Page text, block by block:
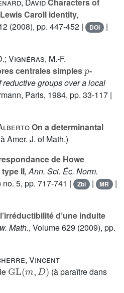
DavidCharacters of
Caroll identity,
(2008), pp. 447-452 | DOI |
Vignéras, M.-F.
centrales simples -
groups over a local
Paris, 1984, pp. 33-117 |
On a determinantal
Amer. J. of Math.)
de Howe
II, Ann. Sci. Éc. Norm.
no. 5, pp. 717-741 | Zbl | MR |
d’une induite
Math., Volume 629 (2009), pp.
Vincent
GL(m,D)
(à paraître dans